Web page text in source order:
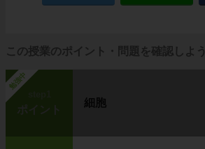
この授業のポイント・問題を確認しよう
勉強中
ポイント
細胞